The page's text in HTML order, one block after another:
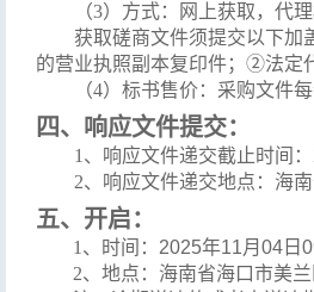
（3） 方式：
网上获取，代
获取磋商文件须提交以下加
的营业执照副本复印件；②法定
（4） 标书售价： 采购文件
四、响应文件提交：
1、 响应文件递交截止时间：
2、响应文件递交地点：海
五、开启：
1、 时间： 2025年11月 04 日
2、 地点： 海南省海口市美